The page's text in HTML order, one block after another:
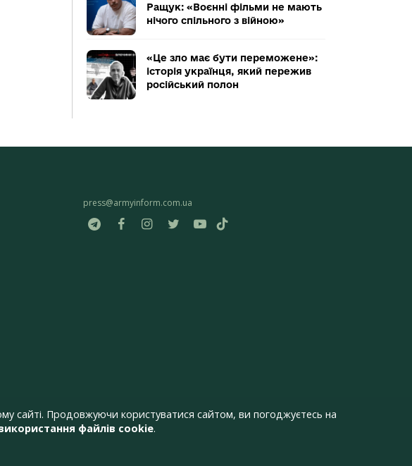
Ращук: «Воєнні фільми не мають
нічого спільного з війною»
«Це зло має бути переможене»:
історія українця, який пережив
російський полон
press@armyinform.com.ua
Продовжуючи користуватися сайтом, ви погоджуєтесь на
файлів cookie.